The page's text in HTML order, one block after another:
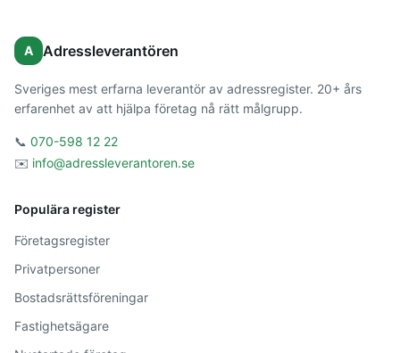
A Adressleverantören
Sveriges mest erfarna leverantör av adressregister. 20+ års
erfarenhet av att hjälpa företag nå rätt målgrupp.
📞 070-598 12 22
✉️ info@adressleverantoren.se
Populära register
Företagsregister
Privatpersoner
Bostadsrättsföreningar
Fastighetsägare